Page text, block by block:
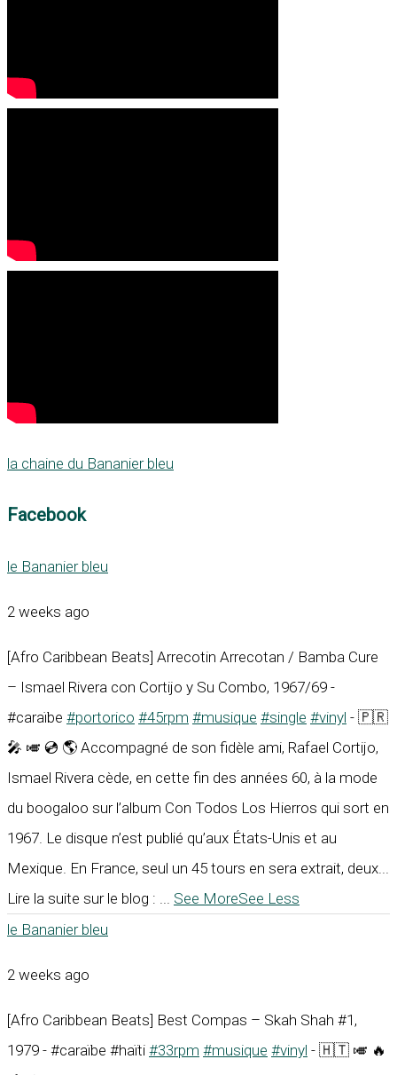
la chaine du Bananier bleu
Facebook
le Bananier bleu
2 weeks ago
[Afro Caribbean Beats] Arrecotin Arrecotan / Bamba Cure
– Ismael Rivera con Cortijo y Su Combo, 1967/69 -
#caraïbe #portorico #45rpm #musique #single #vinyl - 🇵🇷
🎤 🎺 💿 🌎 Accompagné de son fidèle ami, Rafael Cortijo,
Ismael Rivera cède, en cette fin des années 60, à la mode
du boogaloo sur l’album Con Todos Los Hierros qui sort en
1967. Le disque n’est publié qu’aux États-Unis et au
Mexique. En France, seul un 45 tours en sera extrait, deux...
Lire la suite sur le blog : ... See MoreSee Less
le Bananier bleu
2 weeks ago
[Afro Caribbean Beats] Best Compas – Skah Shah #1,
1979 - #caraïbe #haïti #33rpm #musique #vinyl - 🇭🇹 🎺 🔥